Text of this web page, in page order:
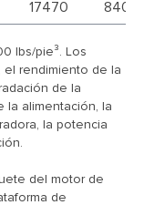
17470 8400
lbs/pie³. Los
rendimiento de la
de la
la alimentación, la
la potencia
del motor de
de